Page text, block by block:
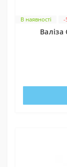
В наявності -